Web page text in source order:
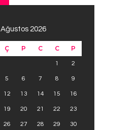
Ağustos 2026
Ç P C C P
1 2
5 6 7 8 9
12 13 14 15 16
19 20 21 22 23
26 27 28 29 30